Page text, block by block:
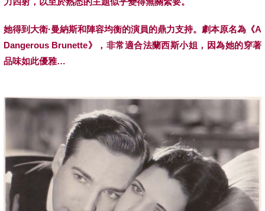
她得到大衛·曼納斯和陣容均衡的演員的鼎力支持。劇本原名為《A
Dangerous Brunette》，非常適合法蘭西斯小姐，因為她的穿著
品味如此優雅…